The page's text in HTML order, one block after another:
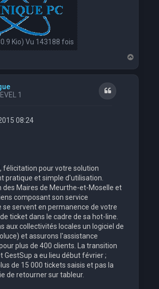
Kio) Vu 143188 fois
a
1
Citation
08:24
félicitation pour votre solution
pratique et simple d'utilisation.
des Maires de Meurthe-et-Moselle et
composant son service
servent en permanence de votre
ticket dans le cadre de sa hot-line.
aux collectivités locales un logiciel de
et assurons l'assistance
plus de 400 clients. La transition
GestSup a eu lieu début février ;
de 15 000 tickets saisis et pas la
de retourner sur tableur.